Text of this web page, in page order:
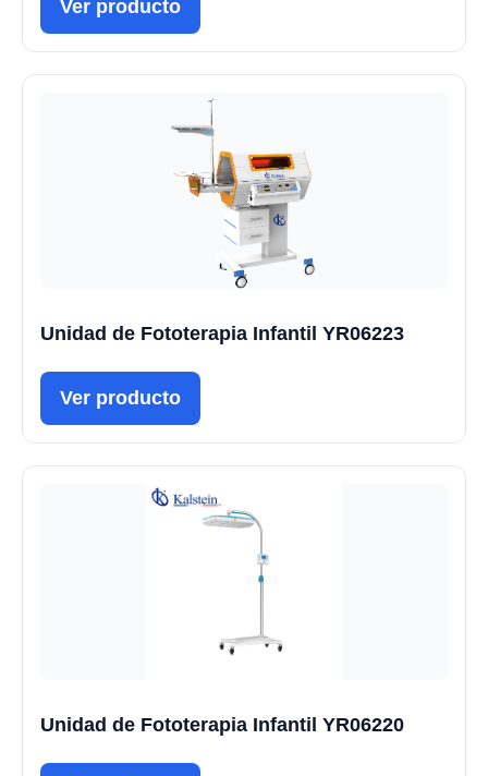
Ver producto
Unidad de Fototerapia Infantil YR06223
Ver producto
Unidad de Fototerapia Infantil YR06220